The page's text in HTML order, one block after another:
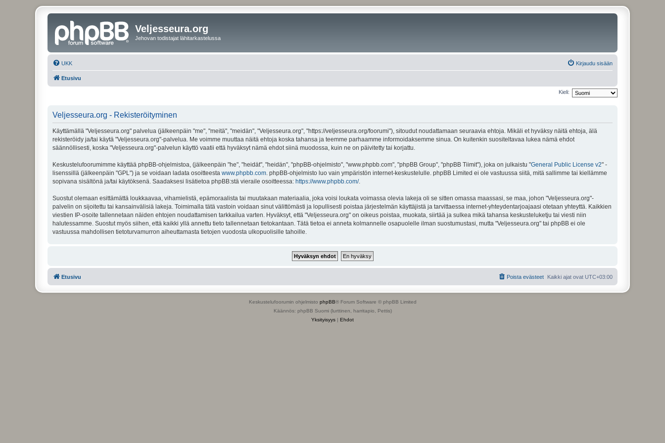
Veljesseura.org
Jehovan todistajat lähitarkastelussa
UKK Kirjaudu sisään
Etusivu
Kieli:
Veljesseura.org - Rekisteröityminen
Käyttämällä "Veljesseura.org" palvelua (jälkeenpäin "me", "meitä", "meidän", "Veljesseura.org", "https://veljesseura.org/foorumi"), sitoudut noudattamaan seuraavia ehtoja. Mikäli et hyväksy näitä ehtoja, älä
rekisteröidy ja/tai käytä "Veljesseura.org"-palvelua. Me voimme muuttaa näitä ehtoja koska tahansa ja teemme parhaamme informoidaksemme sinua. On kuitenkin suositeltavaa lukea nämä ehdot
säännöllisesti, koska "Veljesseura.org"-palvelun käyttö vaatii että hyväksyt nämä ehdot siinä muodossa, kuin ne on päivitetty tai korjattu.
Keskustelufoorumimme käyttää phpBB-ohjelmistoa, (jälkeenpäin "he", "heidät", "heidän", "phpBB-ohjelmisto", "www.phpbb.com", "phpBB Group", "phpBB Tiimit"), joka on julkaistu "General Public License v2" -
lisenssillä (jälkeenpäin "GPL") ja se voidaan ladata osoitteesta www.phpbb.com. phpBB-ohjelmisto luo vain ympäristön internet-keskustelulle. phpBB Limited ei ole vastuussa siitä, mitä sallimme tai kiellämme
sopivana sisältönä ja/tai käytöksenä. Saadaksesi lisätietoa phpBB:stä vieraile osoitteessa: https://www.phpbb.com/.
Suostut olemaan esittämättä loukkaavaa, vihamielistä, epämoraalista tai muutakaan materiaalia, joka voisi loukata voimassa olevia lakeja oli se sitten omassa maassasi, se maa, johon "Veljesseura.org"-
palvelin on sijoitettu tai kansainvälisiä lakeja. Toimimalla tätä vastoin voidaan sinut välittömästi ja lopullisesti poistaa järjestelmän käyttäjistä ja tarvittaessa internet-yhteydentarjoajaasi otetaan yhteyttä. Kaikkien
viestien IP-osoite tallennetaan näiden ehtojen noudattamisen tarkkailua varten. Hyväksyt, että "Veljesseura.org" on oikeus poistaa, muokata, siirtää ja sulkea mikä tahansa keskusteluketju tai viesti niin
halutessamme. Suostut myös siihen, että kaikki yllä annettu tieto tallennetaan tietokantaan. Tätä tietoa ei anneta kolmannelle osapuolelle ilman suostumustasi, mutta "Veljesseura.org" tai phpBB ei ole
vastuussa mahdollisen tietoturvamurron aiheuttamasta tietojen vuodosta ulkopuolisille tahoille.
Etusivu Kaikki ajat ovat UTC+03:00
Poista evästeet
Keskustelufoorumin ohjelmisto phpBB® Forum Software © phpBB Limited
Käännös: phpBB Suomi (lurttinen, harritapio, Pettis)
Yksityisyys | Ehdot